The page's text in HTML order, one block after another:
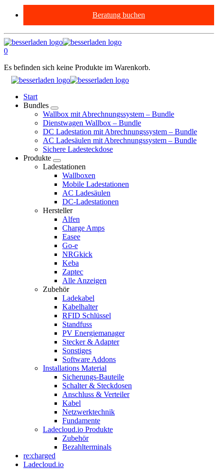
Beratung buchen
0
Es befinden sich keine Produkte im Warenkorb.
Start
Bundles
Wallbox mit Abrechnungssystem – Bundle
Dienstwagen Wallbox – Bundle
DC Ladestation mit Abrechnungssystem – Bundle
AC Ladesäulen mit Abrechnungssystem – Bundle
Sichere Ladesteckdose
Produkte
Ladestationen
Wallboxen
Mobile Ladestationen
AC Ladesäulen
DC-Ladestationen
Hersteller
Alfen
Charge Amps
Easee
Go-e
NRGkick
Keba
Zaptec
Alle Anzeigen
Zubehör
Ladekabel
Kabelhalter
RFID Schlüssel
Standfuss
PV Energiemanager
Stecker & Adapter
Sonstiges
Software Addons
Installations Material
Sicherungs-Bauteile
Schalter & Steckdosen
Anschluss & Verteiler
Kabel
Netzwerktechnik
Fundamente
Ladecloud.io Produkte
Zubehör
Bezahlterminals
re:charged
Ladecloud.io